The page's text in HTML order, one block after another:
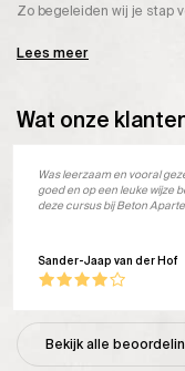
Zo begeleiden wij je stap
Lees meer
Wat onze
Sander-Jaap van der Hof
Was leerzaam en vooral
goed en op een leuke wijze
deze cursus bij Beton
Bekijk alle